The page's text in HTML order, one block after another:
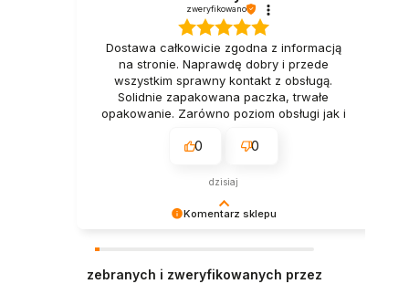
Komentarz sklepu
doświadczeniem. Jesteśmy szczęśliwi, że mamy
zweryfikowano
Dostawa całkowicie zgodna z informacją
na stronie. Naprawdę dobry i przede
wszystkim sprawny kontakt z obsługą.
Solidnie zapakowana paczka, trwałe
opakowanie. Zarówno poziom obsługi jak i
0 0
dzisiaj
zebranych i zweryfikowanych przez